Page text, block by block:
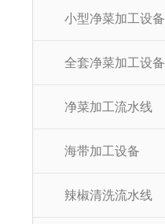
小型净菜加工设备
全套净菜加工设备
净菜加工流水线
海带加工设备
辣椒清洗流水线